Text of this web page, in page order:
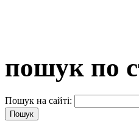
пошук по
Пошук на сайті: